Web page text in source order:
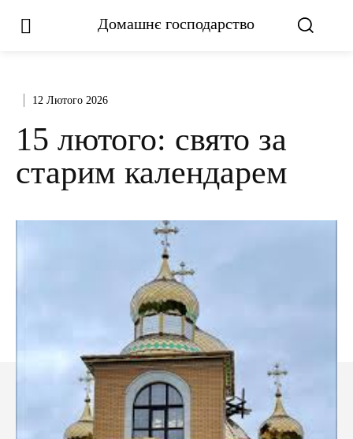
Домашнє господарство
12 Лютого 2026
15 лютого: свято за
старим календарем